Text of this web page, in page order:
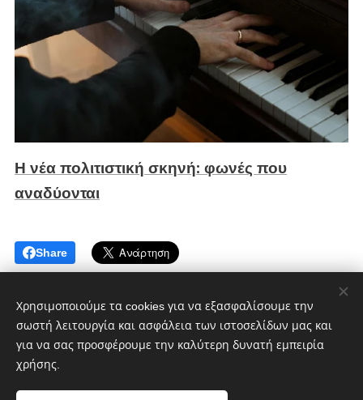
Η νέα πολιτιστική σκηνή: φωνές που
αναδύονται
Share
Χρησιμοποιούμε τα cookies για να εξασφαλίσουμε την
σωστή λειτουργία και ασφάλεια των ιστοσελίδων μας και
για να σας προσφέρουμε την καλύτερη δυνατή εμπειρία
χρήσης.